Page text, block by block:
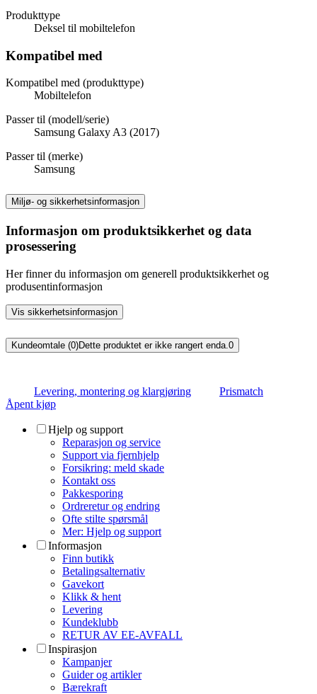
Produkttype
Deksel til mobiltelefon
Kompatibel med
Kompatibel med (produkttype)
Mobiltelefon
Passer til (modell/serie)
Samsung Galaxy A3 (2017)
Passer til (merke)
Samsung
Miljø- og sikkerhetsinformasjon
Informasjon om produktsikkerhet og data
prosessering
Her finner du informasjon om generell produktsikkerhet og
produsentinformasjon
Vis sikkerhetsinformasjon
Kundeomtale (0)Dette produktet er ikke rangert enda. 0
Levering, montering og klargjøring
Prismatch
Åpent kjøp
Hjelp og support
Reparasjon og service
Support via fjernhjelp
Forsikring: meld skade
Kontakt oss
Pakkesporing
Ordreretur og endring
Ofte stilte spørsmål
Mer: Hjelp og support
Informasjon
Finn butikk
Betalingsalternativ
Gavekort
Klikk & hent
Levering
Kundeklubb
RETUR AV EE-AVFALL
Inspirasjon
Kampanjer
Guider og artikler
Bærekraft